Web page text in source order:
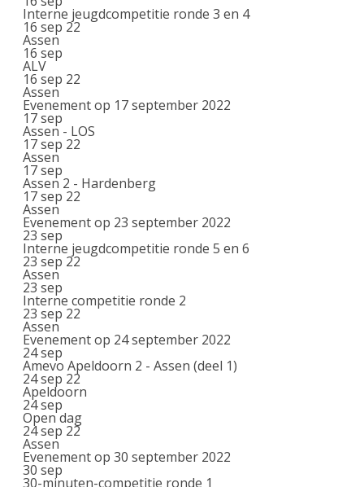
Interne jeugdcompetitie ronde 3 en 4
16 sep 22
Assen
16 sep
ALV
16 sep 22
Assen
Evenement op 17 september 2022
17sep
Assen - LOS
17 sep 22
Assen
17sep
Assen 2 - Hardenberg
17 sep 22
Assen
Evenement op 23 september 2022
23 sep
Interne jeugdcompetitie ronde 5 en 6
23 sep 22
Assen
23 sep
Interne competitie ronde 2
23 sep 22
Assen
Evenement op 24 september 2022
24sep
Amevo Apeldoorn 2 - Assen (deel 1)
24 sep 22
Apeldoorn
24sep
Open dag
24 sep 22
Assen
Evenement op 30 september 2022
30 sep
30-minuten-competitie ronde 1